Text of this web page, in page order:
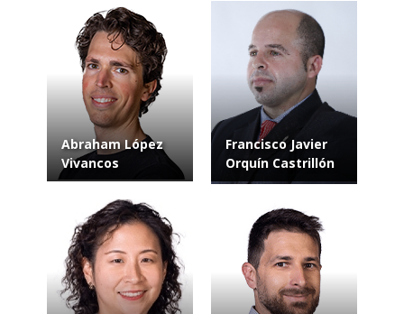
Abraham López
Vivancos
Francisco Javier
Orquín Castrillón